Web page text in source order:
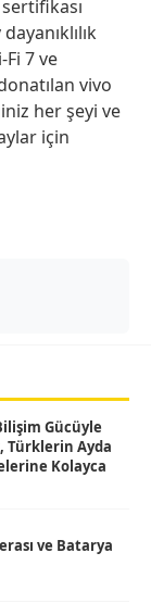
7 ve
vivo
her şeyi ve
için
Gücüyle
Türklerin Ayda
Kolayca
ve Batarya